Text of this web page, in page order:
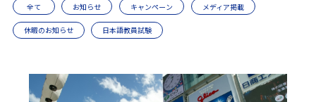
全て お知らせ キャンペーン メディア掲載
休暇のお知らせ 日本語教員試験